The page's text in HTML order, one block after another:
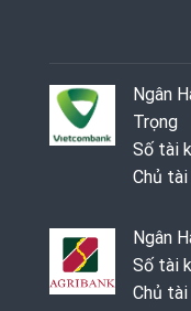
Ngân
Trọng
Số tài
Chủ tài
Ngân
Số tài
Chủ tài